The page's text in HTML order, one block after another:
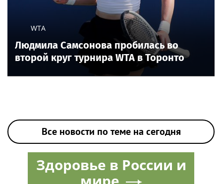
WTA
Людмила Самсонова пробилась во
второй круг турнира WTA в Торонто
Все новости по теме на сегодня